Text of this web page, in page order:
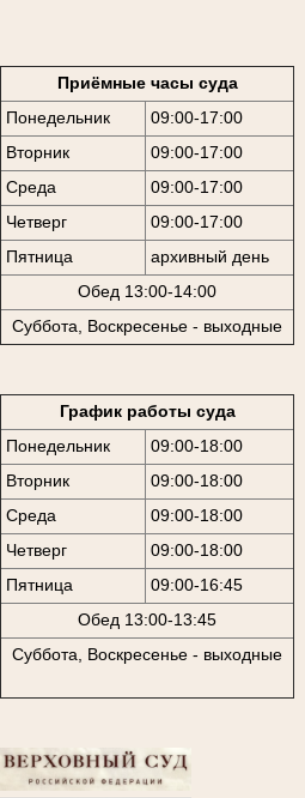
Приёмные часы суда
Понедельник
09:00-17:00
Вторник
09:00-17:00
Среда
09:00-17:00
Четверг
09:00-17:00
Пятница
архивный день
Обед 13:00-14:00
Суббота, Воскресенье - выходные
График работы суда
Понедельник
09:00-18:00
Вторник
09:00-18:00
Среда
09:00-18:00
Четверг
09:00-18:00
Пятница
09:00-16:45
Обед 13:00-13:45
Суббота, Воскресенье - выходные